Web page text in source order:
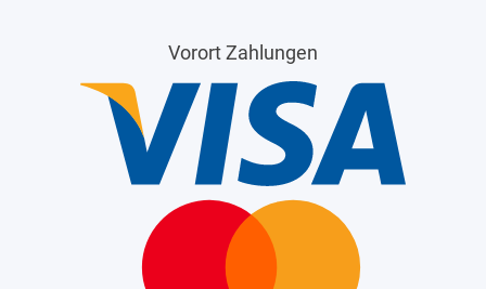
Vorort Zahlungen